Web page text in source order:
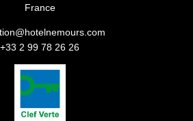
France
+33 2 99 78 26 26